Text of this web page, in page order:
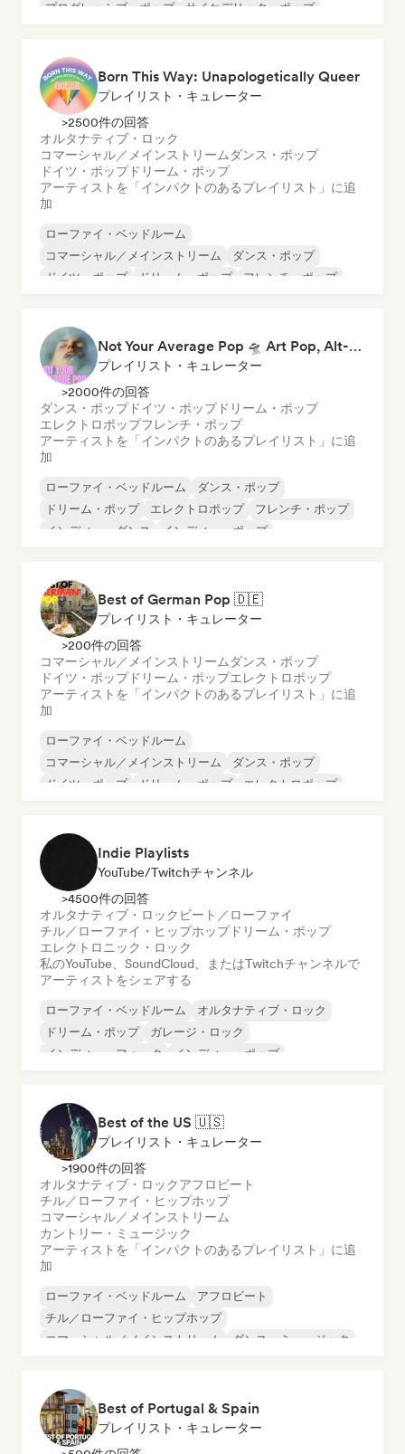
プログレッシブ・ポップ
サイケデリック・ポップ
Born This Way: Unapologetically Queer
プレイリスト・キュレーター
>2500件の回答
オルタナティブ・ロック
コマーシャル／メインストリーム ダンス・ポップ
ドイツ・ポップドリーム・ポップ
アーティストを「インパクトのあるプレイリスト」に追
加
ローファイ・ベッドルーム
コマーシャル／メインストリーム
ダンス・ポップ
ドイツ・ポップ
ドリーム・ポップ
フレンチ・ポップ
Not Your Average Pop 🛸 Art Pop, Alt-Pop & Indie Pop
プレイリスト・キュレーター
>2000件の回答
ダンス・ポップドイツ・ポップドリーム・ポップ
エレクトロポップフレンチ・ポップ
アーティストを「インパクトのあるプレイリスト」に追
加
ローファイ・ベッドルーム
ダンス・ポップ
ドリーム・ポップ
エレクトロポップ
フレンチ・ポップ
インディー・ダンス
インディー・ポップ
Best of German Pop 🇩🇪
プレイリスト・キュレーター
>200件の回答
コマーシャル／メインストリーム ダンス・ポップ
ドイツ・ポップドリーム・ポップエレクトロポップ
アーティストを「インパクトのあるプレイリスト」に追
加
ローファイ・ベッドルーム
コマーシャル／メインストリーム
ダンス・ポップ
ドイツ・ポップ
ドリーム・ポップ
エレクトロポップ
Indie Playlists
YouTube/Twitchチャンネル
>4500件の回答
オルタナティブ・ロック ビート／ローファイ
チル／ローファイ・ヒップホップドリーム・ポップ
エレクトロニック・ロック
私のYouTube、SoundCloud、またはTwitchチャンネルで
アーティストをシェアする
ローファイ・ベッドルーム
オルタナティブ・ロック
ドリーム・ポップ
ガレージ・ロック
インディー・フォーク
インディー・ポップ
Best of the US 🇺🇸
プレイリスト・キュレーター
>1900件の回答
オルタナティブ・ロックアフロビート
チル／ローファイ・ヒップホップ
コマーシャル／メインストリーム
カントリー・ミュージック
アーティストを「インパクトのあるプレイリスト」に追
加
ローファイ・ベッドルーム
アフロビート
チル／ローファイ・ヒップホップ
コマーシャル／メインストリーム
ダンス・ミュージック
Best of Portugal & Spain
プレイリスト・キュレーター